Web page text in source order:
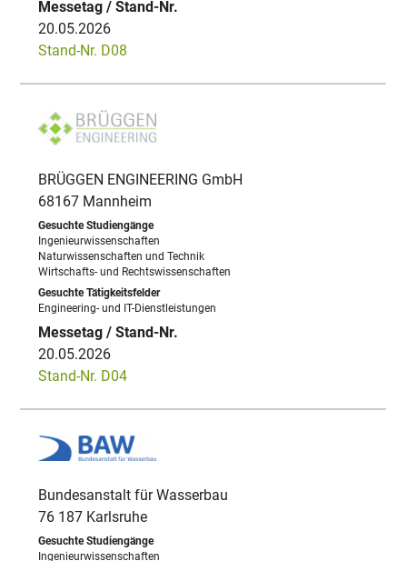
20.05.2026
Stand-Nr. D08
BRÜGGEN ENGINEERING GmbH
68167 Mannheim
Ingenieurwissenschaften
Naturwissenschaften und Technik
Wirtschafts- und Rechtswissenschaften
Engineering- und IT-Dienstleistungen
20.05.2026
Stand-Nr. D04
Bundesanstalt für Wasserbau
76 187 Karlsruhe
Ingenieurwissenschaften